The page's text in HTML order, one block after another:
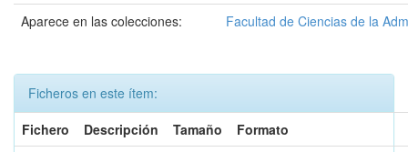
Aparece en las colecciones:
Facultad de Ciencias de la
Ficheros en este ítem:
Fichero
Descripción Tamaño
Formato